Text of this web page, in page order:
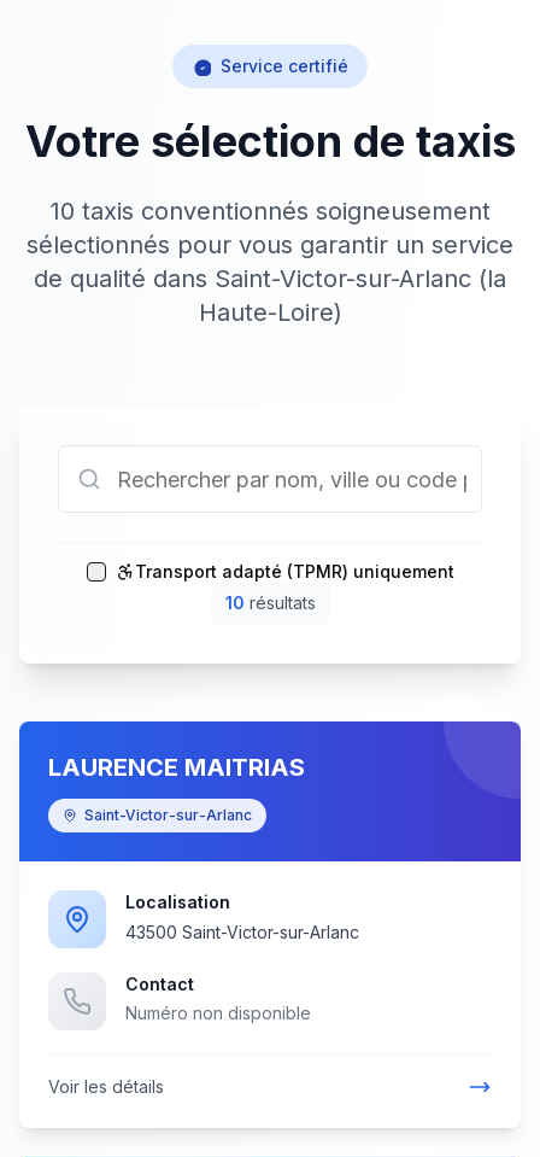
Service certifié
Votre sélection de taxis
10 taxis conventionnés soigneusement
sélectionnés pour vous garantir un service
de qualité dans Saint-Victor-sur-Arlanc (la
Haute-Loire)
Transport adapté (TPMR) uniquement
10 résultats
LAURENCE MAITRIAS
Saint-Victor-sur-Arlanc
Localisation
43500 Saint-Victor-sur-Arlanc
Contact
Numéro non disponible
Voir les détails